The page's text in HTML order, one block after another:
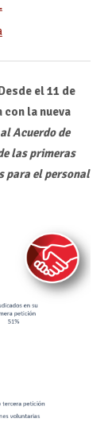
Desde el 11 de
la nueva
Acuerdo de
las primeras
para el personal